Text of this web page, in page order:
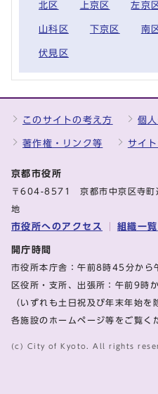
北区 上京区 左京
山科区 下京区 南
伏見区
このサイトの考え方 個
著作権・リンク等 サイ
京都市役所
〒604-8571 京都市中京区寺町
地
市役所へのアクセス 組織一覧
開庁時間
市役所本庁舎：午前8時45分か
区役所・支所、出張所：午前9時
（いずれも土日祝及び年末年始を
各施設のホームページ等をご覧く
(c) City of Kyoto. All rights